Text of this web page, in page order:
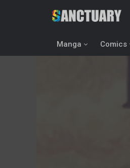
Manga Comics